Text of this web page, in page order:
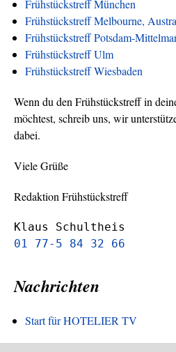
Frühstückstreff München
Frühstückstreff Melbourne,
Frühstückstreff Potsdam-
Frühstückstreff Ulm
Frühstückstreff Wiesbaden
Wenn du den Frühstückstreff in
möchtest, schreib uns, wir
dabei.
Viele Grüße
Redaktion Frühstückstreff
Klaus Schultheis
01 77-5 84 32 66
Nachrichten
Start für HOTELIER TV